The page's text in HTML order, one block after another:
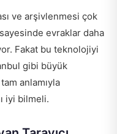
ve arşivlenmesi çok
evraklar daha
Fakat bu teknolojiyi
gibi büyük
anlamıyla
iyi bilmeli.